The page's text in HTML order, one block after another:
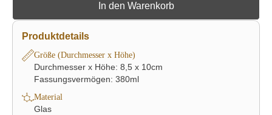
In den Warenkorb
Produktdetails
Größe (Durchmesser x Höhe)
Durchmesser x Höhe: 8,5 x 10cm
Fassungsvermögen: 380ml
Material
Glas